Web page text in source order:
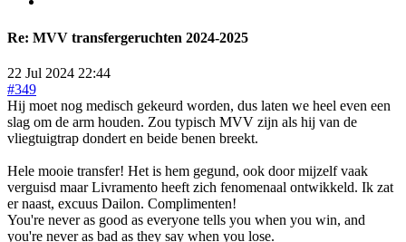
Re: MVV transfergeruchten 2024-2025
22 Jul 2024 22:44
#349
Hij moet nog medisch gekeurd worden, dus laten we heel even een
slag om de arm houden. Zou typisch MVV zijn als hij van de
vliegtuigtrap dondert en beide benen breekt.
Hele mooie transfer! Het is hem gegund, ook door mijzelf vaak
verguisd maar Livramento heeft zich fenomenaal ontwikkeld. Ik zat
er naast, excuus Dailon. Complimenten!
You're never as good as everyone tells you when you win, and
you're never as bad as they say when you lose.